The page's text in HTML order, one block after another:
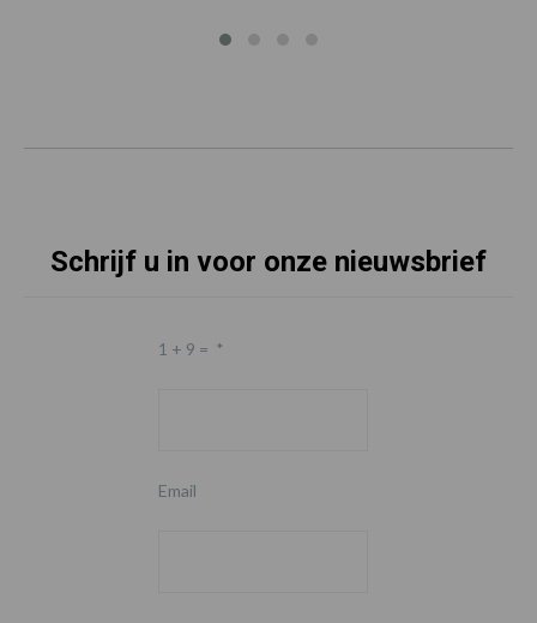
Schrijf u in voor onze nieuwsbrief
1 + 9 = *
Email